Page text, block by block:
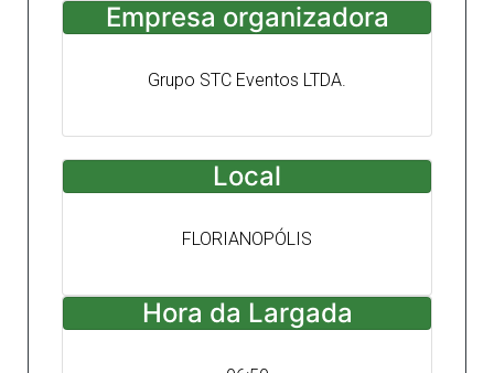
Empresa organizadora
Grupo STC Eventos LTDA.
Local
FLORIANOPÓLIS
Hora da Largada